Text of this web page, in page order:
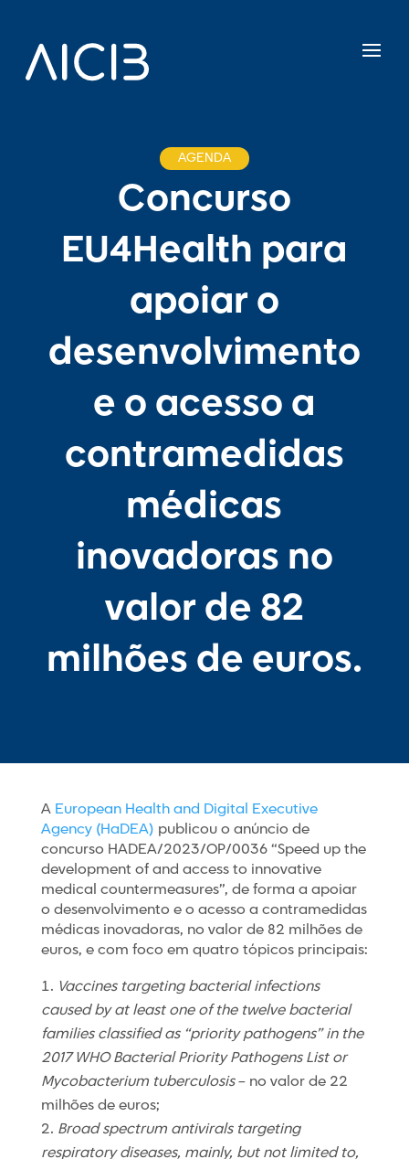
AGENDA
Concurso
EU4Health para
apoiar o
desenvolvimento
e o acesso a
contramedidas
médicas
inovadoras no
valor de 82
milhões de euros.
A European Health and Digital Executive
Agency (HaDEA) publicou o anúncio de
concurso HADEA/2023/OP/0036 “Speed up the
development of and access to innovative
medical countermeasures”, de forma a apoiar
o desenvolvimento e o acesso a contramedidas
médicas inovadoras, no valor de 82 milhões de
euros, e com foco em quatro tópicos principais:
Vaccines targeting bacterial infections
caused by at least one of the twelve bacterial
families classified as “priority pathogens” in the
2017 WHO Bacterial Priority Pathogens List or
Mycobacterium tuberculosis– no valor de 22
milhões de euros;
Broad spectrum antivirals targeting
respiratory diseases, mainly, but not limited to,